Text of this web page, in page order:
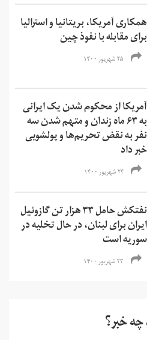
همکاری آمریکا، بریتانیا و استرالیا
برای مقابله با نفوذ چین
۲۵ شهریور ۱۴۰۰
آمریکا از محکوم شدن یک ایرانی
به ۶۳ ماه زندان و متهم شدن سه
نفر به نقض تحریم‌ها و‌ پولشویی
خبر داد
۲۴ شهریور ۱۴۰۰
نفتکش حامل ۳۳ هزار تن گازوئیل
ایران برای لبنان، در حال تخلیه در
سوریه است
۲۳ شهریور ۱۴۰۰
چه خبر؟